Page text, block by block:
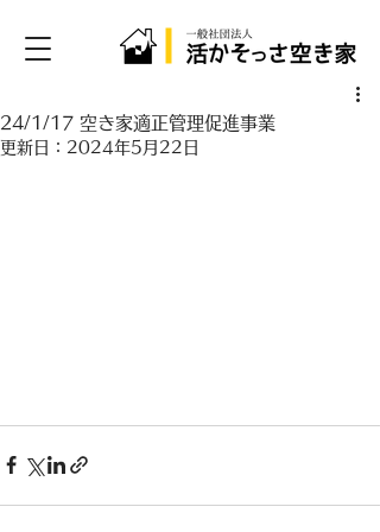
24/1/17 空き家適正管理促進事業
更新日： 2024年5月22日